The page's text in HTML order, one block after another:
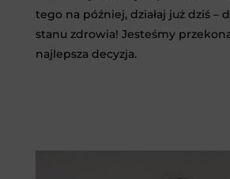
tego na później, działaj już dziś –
stanu zdrowia! Jesteśmy
najlepsza decyzja.